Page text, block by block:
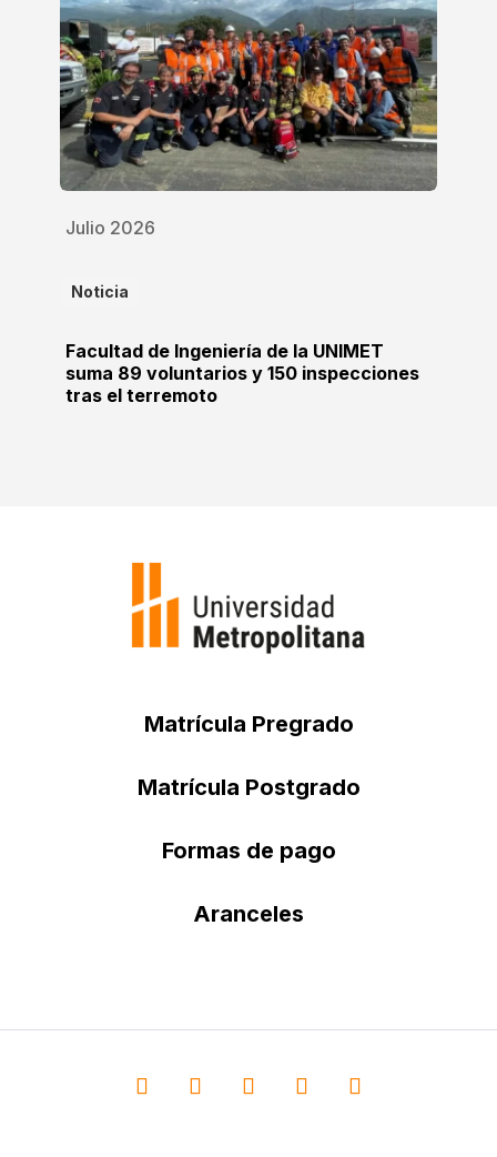
Julio 2026
Noticia
Facultad de Ingeniería de la UNIMET
suma 89 voluntarios y 150 inspecciones
tras el terremoto
Matrícula Pregrado
Matrícula Postgrado
Formas de pago
Aranceles